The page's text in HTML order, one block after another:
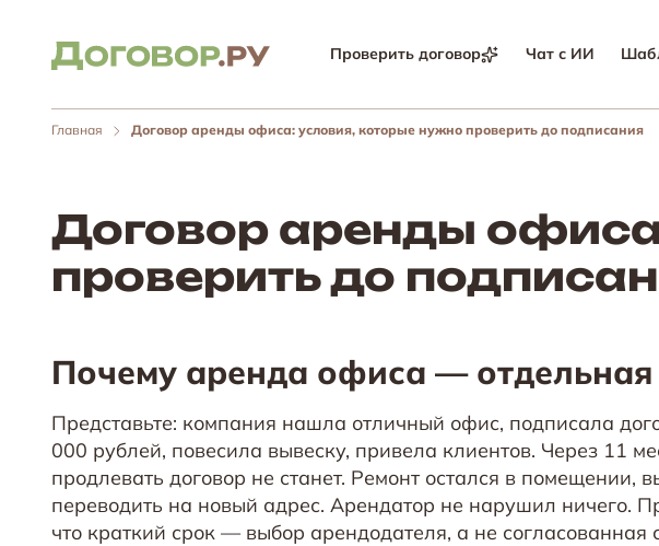
Проверить договор Чат с ИИ
Главная Договор аренды офиса: условия, которые нужно проверить до подписания
Договор аренды
проверить до
Почему аренда офиса —
Представьте: компания нашла отличный офис, подписала
000 рублей, повесила вывеску, привела клиентов. Через 11
продлевать договор не станет. Ремонт остался в помещении,
переводить на новый адрес. Арендатор не нарушил ничего.
что краткий срок — выбор арендодателя, а не согласованная